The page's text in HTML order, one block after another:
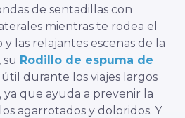
de sentadillas con
mientras te rodea el
las relajantes escenas de la
su Rodillo de espuma de
durante los viajes largos
ya que ayuda a prevenir la
agarrotados y doloridos. Y